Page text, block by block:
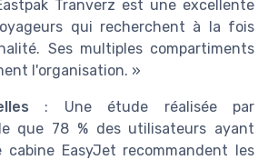
Tranverz est une excellente
qui recherchent à la fois
Ses multiples compartiments
l'organisation. »
: Une étude réalisée par
que 78 % des utilisateurs ayant
cabine EasyJet recommandent les